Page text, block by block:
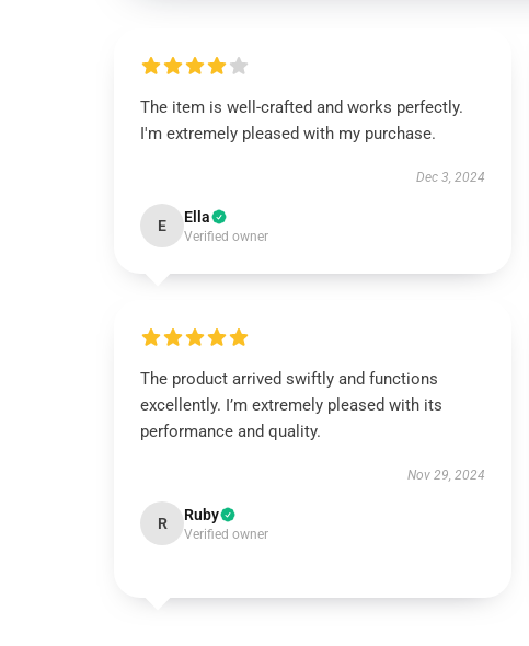
The item is well-crafted and works perfectly.
I'm extremely pleased with my purchase.
Dec 3, 2024
E Ella
Verified owner
The product arrived swiftly and functions
excellently. I’m extremely pleased with its
performance and quality.
Nov 29, 2024
R Ruby
Verified owner